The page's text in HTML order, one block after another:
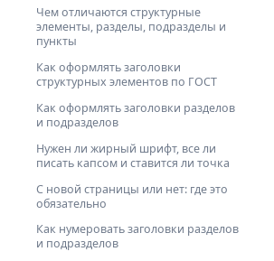
Чем отличаются структурные
элементы, разделы, подразделы и
пункты
Как оформлять заголовки
структурных элементов по ГОСТ
Как оформлять заголовки разделов
и подразделов
Нужен ли жирный шрифт, все ли
писать капсом и ставится ли точка
С новой страницы или нет: где это
обязательно
Как нумеровать заголовки разделов
и подразделов